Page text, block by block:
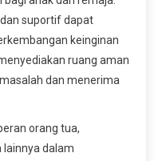
dan suportif dapat
keinginan
ruang aman
dan menerima
orang tua,
lainnya dalam